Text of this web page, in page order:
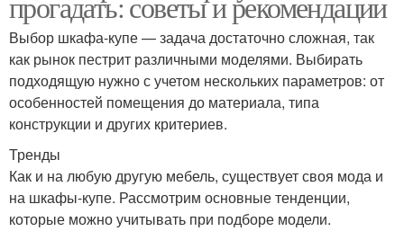
Выбор шкафа-купе — задача достаточно сложная, так
как рынок пестрит различными моделями. Выбирать
подходящую нужно с учетом нескольких параметров: от
особенностей помещения до материала, типа
конструкции и других критериев.
Тренды
Как и на любую другую мебель, существует своя мода и
на шкафы-купе. Рассмотрим основные тенденции,
которые можно учитывать при подборе модели.